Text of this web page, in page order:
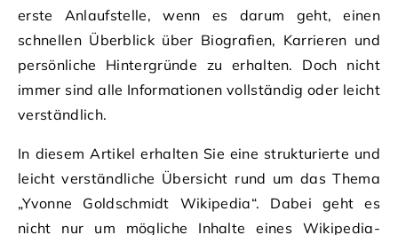
erste Anlaufstelle, wenn es darum geht, einen
schnellen Überblick über Biografien, Karrieren und
persönliche Hintergründe zu erhalten. Doch nicht
immer sind alle Informationen vollständig oder leicht
verständlich.
In diesem Artikel erhalten Sie eine strukturierte und
leicht verständliche Übersicht rund um das Thema
„Yvonne Goldschmidt Wikipedia“. Dabei geht es
nicht nur um mögliche Inhalte eines Wikipedia-